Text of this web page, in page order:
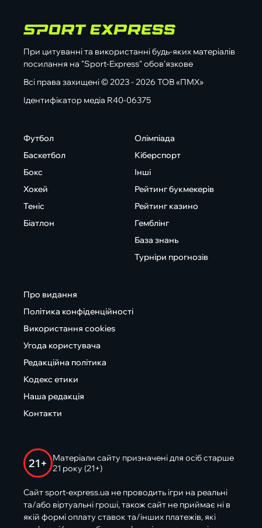
При цитуванні та використанні будь-яких матеріалів
посилання на "Sport-Express" обов'язкове
Всі права захищені © 2023 - 2026 ТОВ «ПМХ»
Ідентифікатор медіа R40-06375
Футбол
Баскетбол
Бокс
Хокей
Теніс
Біатлон
Олімпіада
Кіберспорт
Інші
Рейтинг букмекерів
Рейтинг казино
Гемблінг
База знань
Турніри прогнозів
Про видання
Політика конфіденційності
Використання cookies
Угода користувача
Редакційна політика
Кодекс етики
Наша редакція
Контакти
21+
Матеріали сайту призначені для осіб старше
21 року (21+)
Сайт sport-express.ua не проводить ігри на реальні
та/або віртуальні гроші, також сайт не приймає ні в
якій формі оплату ставок та/інших платежів, які